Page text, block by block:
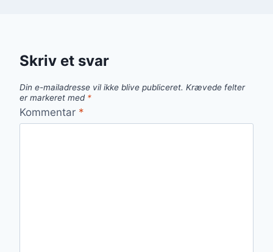
Skriv et svar
Din e-mailadresse vil ikke blive publiceret. Krævede felter
er markeret med *
Kommentar *